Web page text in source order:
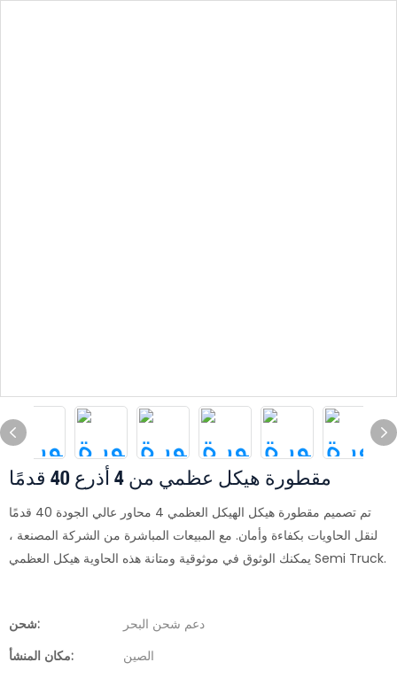
مقطورة هيكل عظمي من 4 أذرع 40 قدمًا
تم تصميم مقطورة هيكل الهيكل العظمي 4 محاور عالي الجودة 40 قدمًا
لنقل الحاويات بكفاءة وأمان. مع المبيعات المباشرة من الشركة المصنعة ،
يمكنك الوثوق في موثوقية ومتانة هذه الحاوية هيكل العظمي Semi Truck.
شحن:
دعم شحن البحر
مكان المنشأ:
الصين